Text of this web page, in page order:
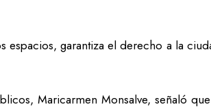
espacios, garantiza el derecho a la
Maricarmen Monsalve, señaló